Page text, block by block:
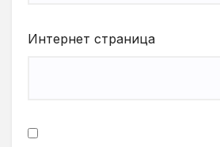
Интернет страница